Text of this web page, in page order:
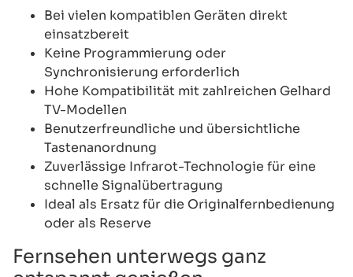
Bei vielen kompatiblen Geräten direkt
einsatzbereit
Keine Programmierung oder
Synchronisierung erforderlich
Hohe Kompatibilität mit zahlreichen Gelhard
TV-Modellen
Benutzerfreundliche und übersichtliche
Tastenanordnung
Zuverlässige Infrarot-Technologie für eine
schnelle Signalübertragung
Ideal als Ersatz für die Originalfernbedienung
oder als Reserve
Fernsehen unterwegs ganz